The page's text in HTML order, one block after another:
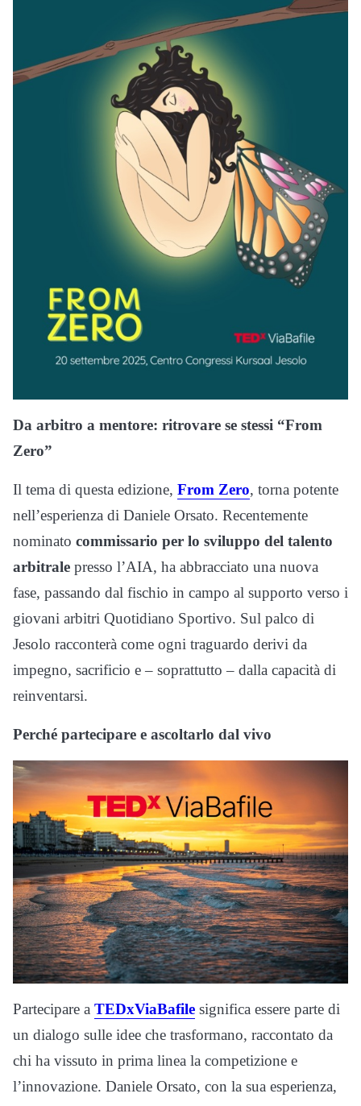
Da arbitro a mentore: ritrovare se stessi “From
Zero”
Il tema di questa edizione, From Zero, torna potente
nell’esperienza di Daniele Orsato. Recentemente
nominato commissario per lo sviluppo del talento
arbitrale presso l’AIA, ha abbracciato una nuova
fase, passando dal fischio in campo al supporto verso i
giovani arbitri Quotidiano Sportivo. Sul palco di
Jesolo racconterà come ogni traguardo derivi da
impegno, sacrificio e – soprattutto – dalla capacità di
reinventarsi.
Perché partecipare e ascoltarlo dal vivo
Partecipare a TEDxViaBafile significa essere parte di
un dialogo sulle idee che trasformano, raccontato da
chi ha vissuto in prima linea la competizione e
l’innovazione. Daniele Orsato, con la sua esperienza,